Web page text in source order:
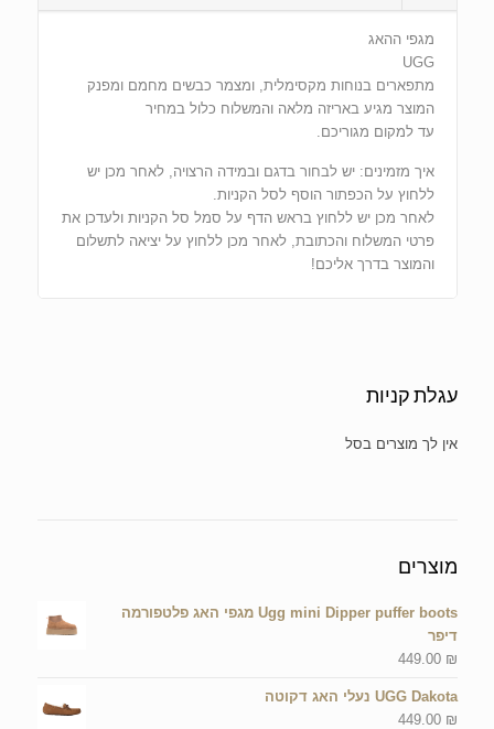
מגפי ההאג
UGG
מתפארים בנוחות מקסימלית, ומצמר כבשים מחמם ומפנק
המוצר מגיע באריזה מלאה והמשלוח כלול במחיר
עד למקום מגוריכם.
איך מזמינים: יש לבחור בדגם ובמידה הרצויה, לאחר מכן יש
ללחוץ על הכפתור הוסף לסל הקניות.
לאחר מכן יש ללחוץ בראש הדף על סמל סל הקניות ולעדכן את
פרטי המשלוח והכתובת, לאחר מכן ללחוץ על יציאה לתשלום
והמוצר בדרך אליכם!
עגלת קניות
מוצרים
Ugg mini Dipper puffer boots מגפי האג פלטפורמה
דיפר
449.00 ₪
UGG Dakota נעלי האג דקוטה
449.00 ₪